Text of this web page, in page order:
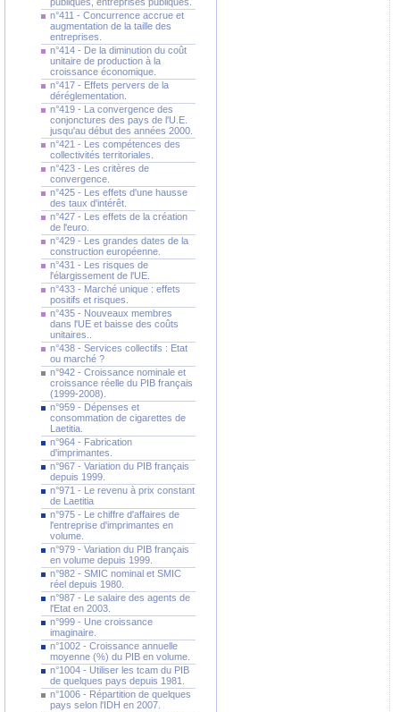
n°411 - Concurrence accrue et
augmentation de la taille des
entreprises.
n°414 - De la diminution du coût
unitaire de production à la
croissance économique.
n°417 - Effets pervers de la
déréglementation.
n°419 - La convergence des
conjonctures des pays de l'U.E.
jusqu'au début des années 2000.
n°421 - Les compétences des
collectivités territoriales.
n°423 - Les critères de
convergence.
n°425 - Les effets d'une hausse
des taux d'intérêt.
n°427 - Les effets de la création
de l'euro.
n°429 - Les grandes dates de la
construction européenne.
n°431 - Les risques de
l'élargissement de l'UE.
n°433 - Marché unique : effets
positifs et risques.
n°435 - Nouveaux membres
dans l'UE et baisse des coûts
unitaires..
n°438 - Services collectifs : Etat
ou marché ?
n°942 - Croissance nominale et
croissance réelle du PIB français
(1999-2008).
n°959 - Dépenses et
consommation de cigarettes de
Laetitia.
n°964 - Fabrication
d'imprimantes.
n°967 - Variation du PIB français
depuis 1999.
n°971 - Le revenu à prix constant
de Laetitia
n°975 - Le chiffre d'affaires de
l'entreprise d'imprimantes en
volume.
n°979 - Variation du PIB français
en volume depuis 1999.
n°982 - SMIC nominal et SMIC
réel depuis 1980.
n°987 - Le salaire des agents de
l'Etat en 2003.
n°999 - Une croissance
imaginaire.
n°1002 - Croissance annuelle
moyenne (%) du PIB en volume.
n°1004 - Utiliser les tcam du PIB
de quelques pays depuis 1981.
n°1006 - Répartition de quelques
pays selon l'IDH en 2007.